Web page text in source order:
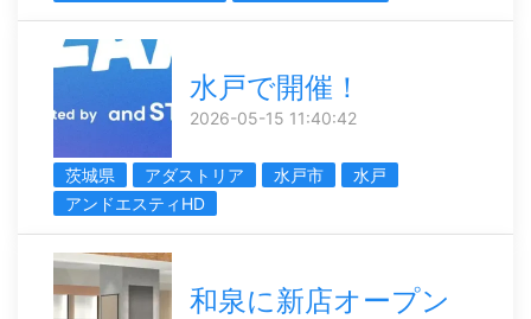
水戸で開催！
2026-05-15 11:40:42
茨城県 アダストリア 水戸市
水戸
アンドエスティHD
和泉に新店オープン